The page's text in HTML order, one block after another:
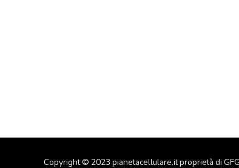
Copyright © 2023 pianetacellulare.it proprietà di